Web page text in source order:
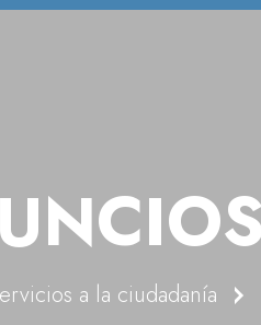
a la ciudadanía